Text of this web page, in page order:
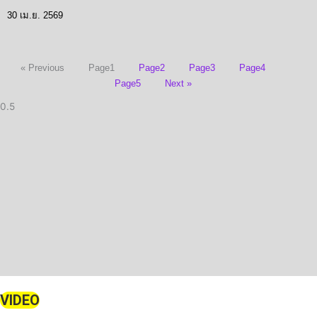
30 เม.ย. 2569
« Previous Page1 Page2 Page3 Page4
Page5 Next »
VIDEO